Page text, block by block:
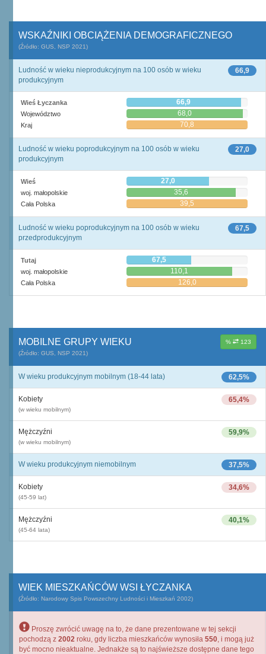
WSKAŹNIKI OBCIĄŻENIA DEMOGRAFICZNEGO
(Źródło: GUS, NSP 2021)
66,9
Ludność w wieku nieprodukcyjnym na 100 osób w wieku
produkcyjnym
Wieś Łyczanka 66,9
Województwo 68,0
Kraj 70,8
27,0
Ludność w wieku poprodukcyjnym na 100 osób w wieku
produkcyjnym
Wieś 27,0
woj. małopolskie 35,6
Cała Polska 39,5
67,5
Ludność w wieku poprodukcyjnym na 100 osób w wieku
przedprodukcyjnym
Tutaj 67,5
woj. małopolskie 110,1
Cała Polska 126,0
% 123
MOBILNE GRUPY WIEKU
(Źródło: GUS, NSP 2021)
62,5%
W wieku produkcyjnym mobilnym (18-44 lata)
65,4%
Kobiety
(w wieku mobilnym)
59,9%
Mężczyźni
(w wieku mobilnym)
37,5%
W wieku produkcyjnym niemobilnym
34,6%
Kobiety
(45-59 lat)
40,1%
Mężczyźni
(45-64 lata)
WIEK MIESZKAŃCÓW WSI ŁYCZANKA
(Źródło: Narodowy Spis Powszechny Ludności i Mieszkań 2002)
Proszę zwrócić uwagę na to, że dane prezentowane w tej sekcji
pochodzą z 2002 roku, gdy liczba mieszkańców wynosiła 550, i mogą już
być mocno nieaktualne. Jednakże są to najświeższe dostępne dane tego